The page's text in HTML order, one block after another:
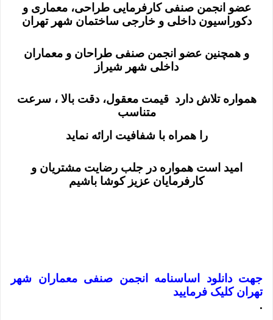
عضو انجمن صنفی کارفرمایی طراحی، معماری و
دکوراسیون داخلی و خارجی ساختمان شهر تهران
و همچنین عضو انجمن صنفی طراحان و معماران
داخلی شهر شیراز
همواره تلاش دارد قیمت معقول، دقت بالا ، سرعت
متناسب
را همراه با شفافیت ارائه نماید
امید است همواره در جلب رضایت مشتریان و
کارفرمايان عزيز کوشا باشیم
جهت دانلود اساسنامه انجمن صنفی معماران شهر
تهران کلیک فرمایید
.